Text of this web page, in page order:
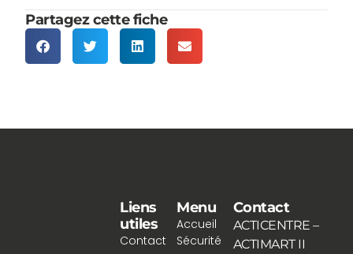
Partagez cette fiche
Menu
Accueil
Sécurité
Liens
utiles
Contact
Contact
ACTICENTRE –
ACTIMART II